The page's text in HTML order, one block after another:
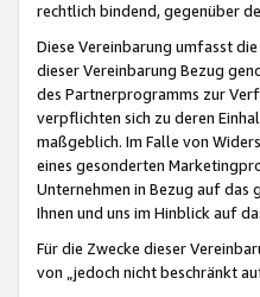
rechtlich bindend, gegenüber
Diese Vereinbarung umfasst
dieser Vereinbarung Bezug
des Partnerprogramms zur
verpflichten sich zu deren
maßgeblich. Im Falle von
eines gesonderten
Unternehmen in Bezug auf das
Ihnen und uns im Hinblick auf
Für die Zwecke dieser
von „jedoch nicht beschränkt